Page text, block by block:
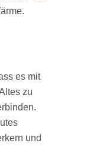
es mit
zu
und